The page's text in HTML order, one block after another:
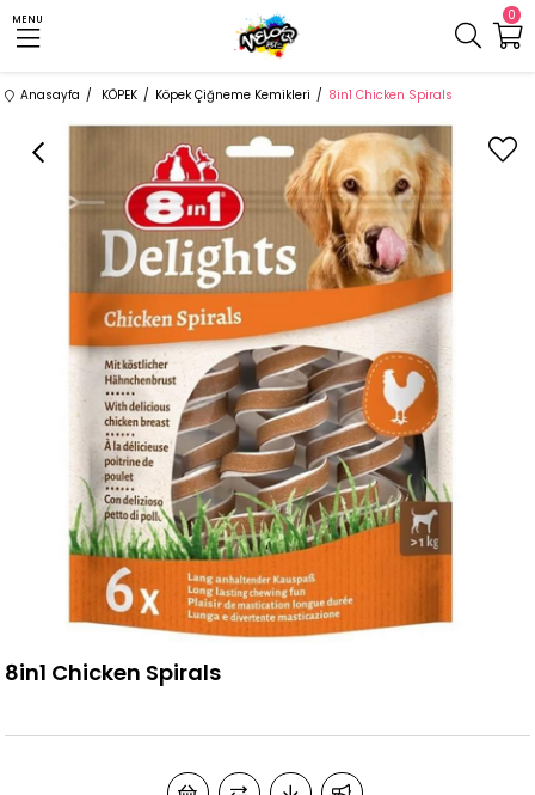
0
MENU
Anasayfa KÖPEK Köpek Çiğneme Kemikleri 8in1 Chicken Spirals
8in1 Chicken Spirals